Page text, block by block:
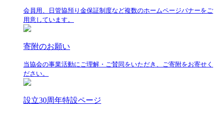
会員用、日管協預り金保証制度など複数のホームページバナーをご
用意しています。
寄附のお願い
当協会の事業活動にご理解・ご賛同をいただき、ご寄附をお寄せく
ださい。
設立30周年特設ページ